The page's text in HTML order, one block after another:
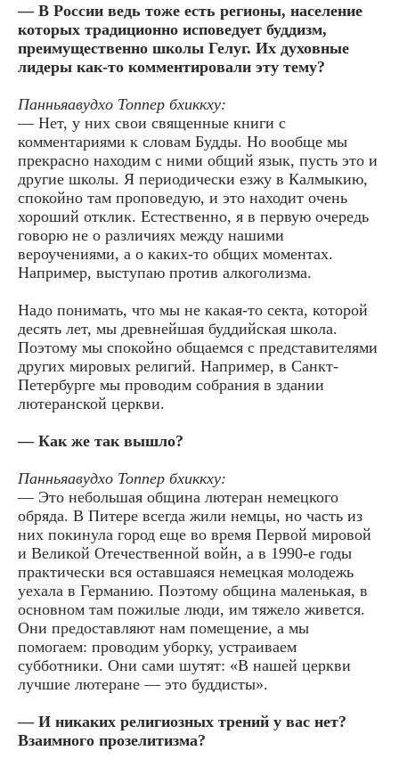
— В России ведь тоже есть регионы, население
которых традиционно исповедует буддизм,
преимущественно школы Гелуг. Их духовные
лидеры как-то комментировали эту тему?
Панньяавудхо Топпер бхиккху:
— Нет, у них свои священные книги с
комментариями к словам Будды. Но вообще мы
прекрасно находим с ними общий язык, пусть это и
другие школы. Я периодически езжу в Калмыкию,
спокойно там проповедую, и это находит очень
хороший отклик. Естественно, я в первую очередь
говорю не о различиях между нашими
вероучениями, а о каких-то общих моментах.
Например, выступаю против алкоголизма.
Надо понимать, что мы не какая-то секта, которой
десять лет, мы древнейшая буддийская школа.
Поэтому мы спокойно общаемся с представителями
других мировых религий. Например, в Санкт-
Петербурге мы проводим собрания в здании
лютеранской церкви.
— Как же так вышло?
Панньяавудхо Топпер бхиккху:
— Это небольшая община лютеран немецкого
обряда. В Питере всегда жили немцы, но часть из
них покинула город еще во время Первой мировой
и Великой Отечественной войн, а в 1990-е годы
практически вся оставшаяся немецкая молодежь
уехала в Германию. Поэтому община маленькая, в
основном там пожилые люди, им тяжело живется.
Они предоставляют нам помещение, а мы
помогаем: проводим уборку, устраиваем
субботники. Они сами шутят: «В нашей церкви
лучшие лютеране — это буддисты».
— И никаких религиозных трений у вас нет?
Взаимного прозелитизма?